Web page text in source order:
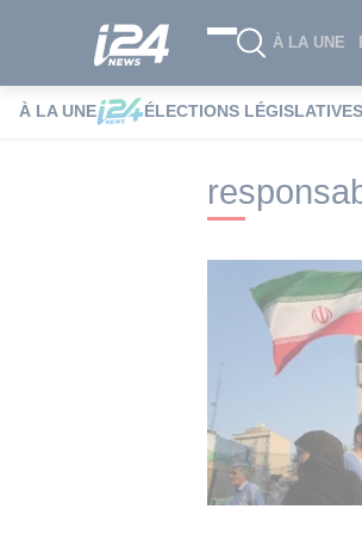
À LA UNE
À LA UNE ÉLECTIONSi24NEWS